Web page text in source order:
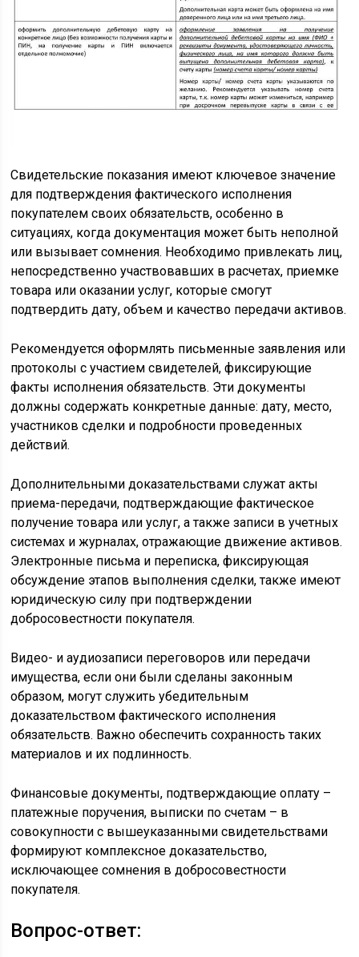
Свидетельские показания имеют ключевое значение
для подтверждения фактического исполнения
покупателем своих обязательств, особенно в
ситуациях, когда документация может быть неполной
или вызывает сомнения. Необходимо привлекать лиц,
непосредственно участвовавших в расчетах, приемке
товара или оказании услуг, которые смогут
подтвердить дату, объем и качество передачи активов.
Рекомендуется оформлять письменные заявления или
протоколы с участием свидетелей, фиксирующие
факты исполнения обязательств. Эти документы
должны содержать конкретные данные: дату, место,
участников сделки и подробности проведенных
действий.
Дополнительными доказательствами служат акты
приема-передачи, подтверждающие фактическое
получение товара или услуг, а также записи в учетных
системах и журналах, отражающие движение активов.
Электронные письма и переписка, фиксирующая
обсуждение этапов выполнения сделки, также имеют
юридическую силу при подтверждении
добросовестности покупателя.
Видео- и аудиозаписи переговоров или передачи
имущества, если они были сделаны законным
образом, могут служить убедительным
доказательством фактического исполнения
обязательств. Важно обеспечить сохранность таких
материалов и их подлинность.
Финансовые документы, подтверждающие оплату –
платежные поручения, выписки по счетам – в
совокупности с вышеуказанными свидетельствами
формируют комплексное доказательство,
исключающее сомнения в добросовестности
покупателя.
Вопрос-ответ: